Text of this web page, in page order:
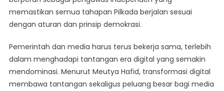
memastikan semua tahapan Pilkada berjalan sesuai
dengan aturan dan prinsip demokrasi.
Pemerintah dan media harus terus bekerja sama, terlebih
dalam menghadapi tantangan era digital yang semakin
mendominasi. Menurut Meutya Hafid, transformasi digital
membawa tantangan sekaligus peluang besar bagi media